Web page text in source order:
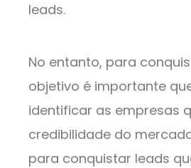
leads.
No entanto, para
objetivo é importante
identificar as empresas
credibilidade do
para conquistar leads